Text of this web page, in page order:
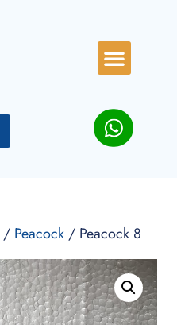
/ Peacock/ Peacock 8